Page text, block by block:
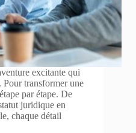
excitante qui
Pour transformer une
par étape. De
juridique en
chaque détail